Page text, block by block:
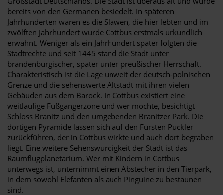
bereits von den Germanen besiedelt. In späteren
Jahrhunderten waren es die Slawen, die hier lebten und im
zwölften Jahrhundert wurde Cottbus erstmals urkundlich
erwähnt. Weniger als ein Jahrhundert später folgten die
Stadtrechte und seit 1445 stand die Stadt unter
brandenburgischer, später unter preußischer Herrschaft.
Charakteristisch ist die Lage unweit der deutsch-polnischen
Grenze und die sehenswerte Altstadt mit ihren vielen
Gebäuden aus dem Barock. In Cottbus existiert eine
weitläufige Fußgängerzone und wer möchte, besichtigt
Schloss Branitz und den umgebenden Branitzer Park. Die
dortigen Pyramide lassen sich auf den Fürsten Pückler
zurückführen, der in Cottbus wirkte und auch dort begraben
liegt. Eine weitere Sehenswürdigkeit der Stadt ist das
Raumflugplanetarium. Wer mit Kindern in Cottbus
unterwegs ist, unternimmt einen Abstecher in den Tierpark,
in dem sowohl Elefanten als auch Pinguine zu bestaunen
sind.